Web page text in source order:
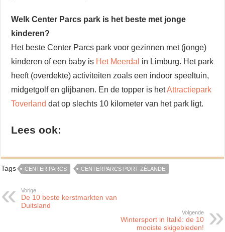
Welk Center Parcs park is het beste met jonge
kinderen?
Het beste Center Parcs park voor gezinnen met (jonge)
kinderen of een baby is Het Meerdal in Limburg. Het park
heeft (overdekte) activiteiten zoals een indoor speeltuin,
midgetgolf en glijbanen. En de topper is hetAttractiepark
Toverland dat op slechts 10 kilometer van het park ligt.
Lees ook:
Tags CENTER PARCS CENTERPARCS PORT ZÉLANDE
Vorige
De 10 beste kerstmarkten van
Duitsland
Volgende
Wintersport in Italië: de 10
mooiste skigebieden!